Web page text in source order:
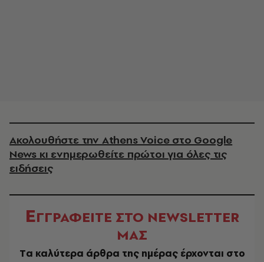
Ακολουθήστε την Athens Voice στο Google
News κι ενημερωθείτε πρώτοι για όλες τις
ειδήσεις
ΕΓΓΡΑΦΕΙΤΕ ΣΤΟ NEWSLETTER
ΜΑΣ
Tα καλύτερα άρθρα της ημέρας έρχονται στο